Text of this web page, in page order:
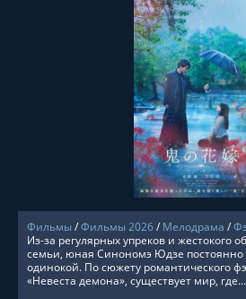
СМОТРЕТЬ
Фильмы/Фильмы 2026/ Мелодрама /
Из-за регулярных упреков и жестокого
семьи, юная Синономэ Юдзе постоянно
одинокой. По сюжету романтического
«Невеста демона», существует мир, где...